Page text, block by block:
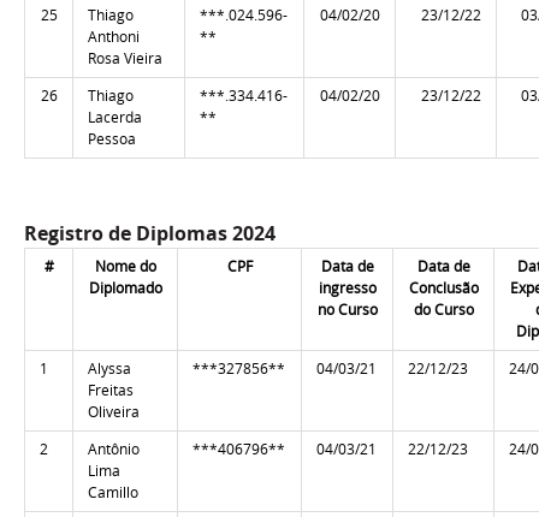
25
Thiago
Anthoni
Rosa Vieira
***.024.596-
**
04/02/20 23/12/22
26
Thiago
Lacerda
Pessoa
***.334.416-
**
04/02/20 23/12/22
Registro de Diplomas 2024
#
Nome do
Diplomado
CPF
Data de
ingresso
no Curso
Data de
Conclusão
do Curso
1
Alyssa
Freitas
Oliveira
***327856** 04/03/21 22/12/23 24/
2
Antônio
Lima
Camillo
***406796** 04/03/21 22/12/23 24/